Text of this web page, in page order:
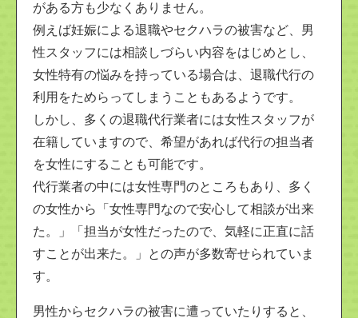
がある方も少なくありません。
例えば妊娠による退職やセクハラの被害など、男
性スタッフには相談しづらい内容をはじめとし、
女性特有の悩みを持っている場合は、退職代行の
利用をためらってしまうこともあるようです。
しかし、多くの退職代行業者には女性スタッフが
在籍していますので、希望があれば代行の担当者
を女性にすることも可能です。
代行業者の中には女性専門のところもあり、多く
の女性から「女性専門なので安心して相談が出来
た。」「担当が女性だったので、気軽に正直に話
すことが出来た。」との声が多数寄せられていま
す。
男性からセクハラの被害に遭っていたりすると、